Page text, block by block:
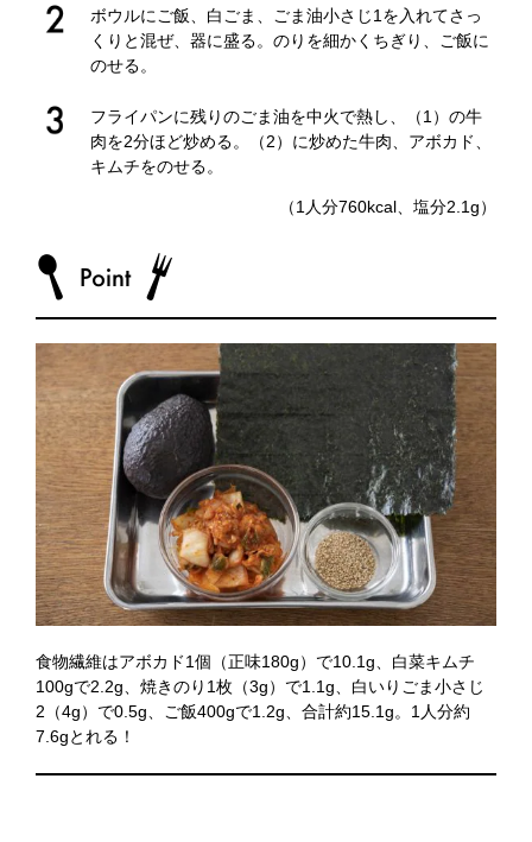
ボウルにご飯、白ごま、ごま油小さじ1を入れてさっ
くりと混ぜ、器に盛る。のりを細かくちぎり、ご飯に
のせる。
フライパンに残りのごま油を中火で熱し、（1）の牛
肉を2分ほど炒める。（2）に炒めた牛肉、アボカド、
キムチをのせる。
（1人分760kcal、塩分2.1g）
食物繊維はアボカド1個（正味180g）で10.1g、白菜キムチ
100gで2.2g、焼きのり1枚（3g）で1.1g、白いりごま小さじ
2（4g）で0.5g、ご飯400gで1.2g、合計約15.1g。1人分約
7.6gとれる！